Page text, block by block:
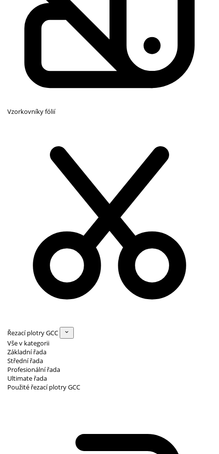
Vzorkovníky fólií
Řezací plotry GCC
Vše v kategorii
Základní řada
Střední řada
Profesionální řada
Ultimate řada
Použité řezací plotry GCC